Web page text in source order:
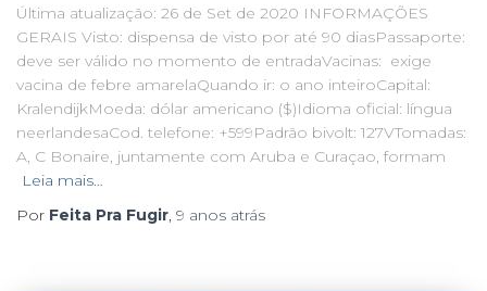
Última atualização: 26 de Set de 2020 INFORMAÇÕES
GERAIS Visto: dispensa de visto por até 90 diasPassaporte:
deve ser válido no momento de entradaVacinas: exige
vacina de febre amarelaQuando ir: o ano inteiroCapital:
KralendijkMoeda: dólar americano ($)Idioma oficial: língua
neerlandesaCod. telefone: +599Padrão bivolt: 127VTomadas:
A, C Bonaire, juntamente com Aruba e Curaçao, formam
Leia mais…
Por Feita Pra Fugir, 9 anos atrás